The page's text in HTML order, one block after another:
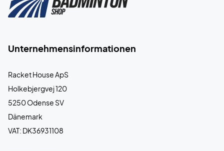
Unternehmensinformationen
Racket House ApS
Holkebjergvej 120
5250 Odense SV
Dänemark
VAT: DK36931108